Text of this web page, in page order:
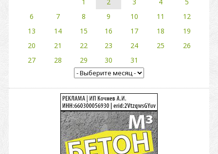
6
7 8 9 10 11
12
13
14 15 16 17 18
19
20
21 22 23 24 25
26
27
28 29 30 31